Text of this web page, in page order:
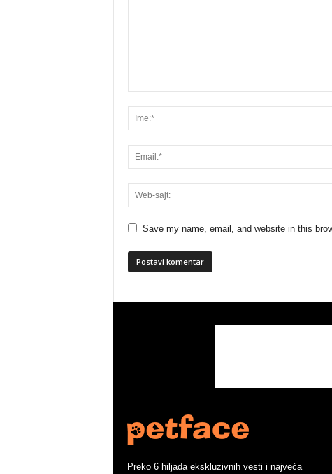
Save my name, email, and website in this
Preko 6 hiljada ekskluzivnih vesti i najveća